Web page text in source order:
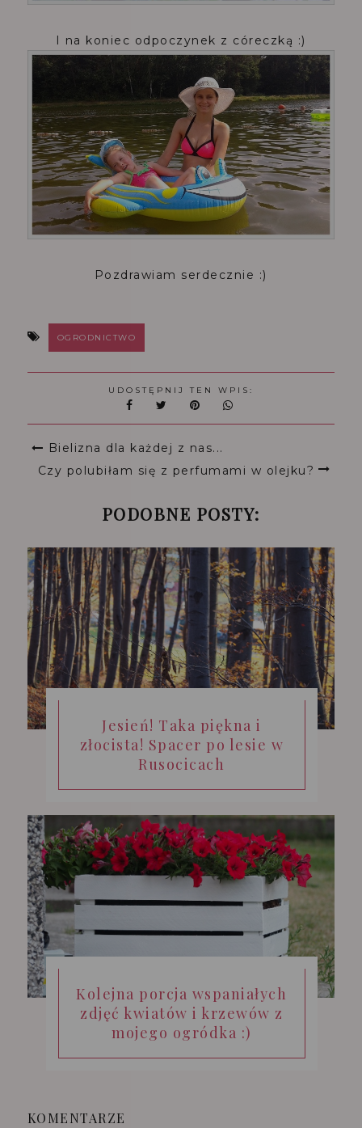
I na koniec odpoczynek z córeczką :)
Pozdrawiam serdecznie :)
OGRODNICTWO
UDOSTĘPNIJ TEN WPIS:
Bielizna dla każdej z nas...
Czy polubiłam się z perfumami w olejku?
PODOBNE POSTY:
Jesień! Taka piękna i
złocista! Spacer po lesie w
Rusocicach
Kolejna porcja wspaniałych
zdjęć kwiatów i krzewów z
mojego ogródka :)
KOMENTARZE